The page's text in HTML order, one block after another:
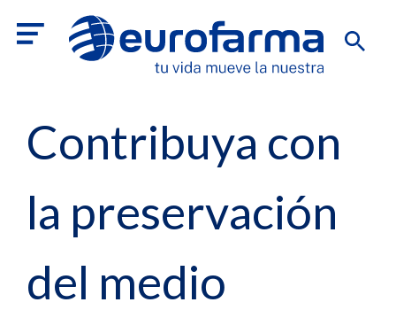
Contribuya con
la preservación
del medio